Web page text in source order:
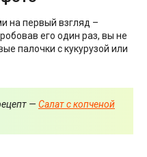
на первый взгляд –
его один раз, вы не
палочки с кукурузой или
— Салат с копченой